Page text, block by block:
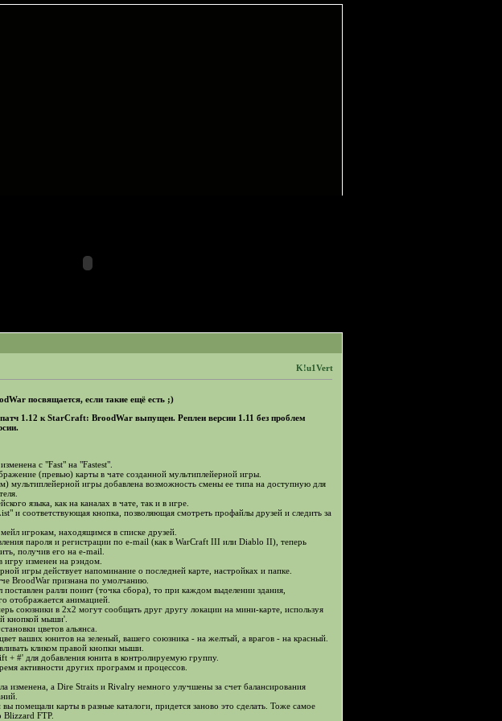
K!u1Vert
посвящается, если такие ещё есть ;)
1.12 к StarCraft: BroodWar выпущен. Реплеи версии 1.11 без проблем
с "Fast" на "Fastest".
(превью) карты в чате созданной мультиплейерной игры.
мультиплейерной игры добавлена возможность смены ее типа на доступную для
языка, как на каналах в чате, так и в игре.
и соответствующая кнопка, позволяющая смотреть профайлы друзей и следить за
игрокам, находящимся в списке друзей.
пароля и регистрации по e-mail (как в WarCraft III или Diablo II), теперь
получив его на e-mail.
изменен на рэндом.
игры действует напоминание о последней карте, настройках и папке.
BroodWar признана по умолчанию.
ралли поинт (точка сбора), то при каждом выделении здания,
отображается анимацией.
союзники в 2x2 могут сообщать друг другу локации на мини-карте, используя
кнопкой мыши'.
цветов альянса.
ваших юнитов на зеленый, вашего союзника - на желтый, а врагов - на красный.
кликом правой кнопки мыши.
+ #' для добавления юнита в контролируемую группу.
активности других программ и процессов.
изменена, а Dire Straits и Rivalry немного улучшены за счет балансирования
помещали карты в разные каталоги, придется заново это сделать. Тоже самое
Blizzard FTP.